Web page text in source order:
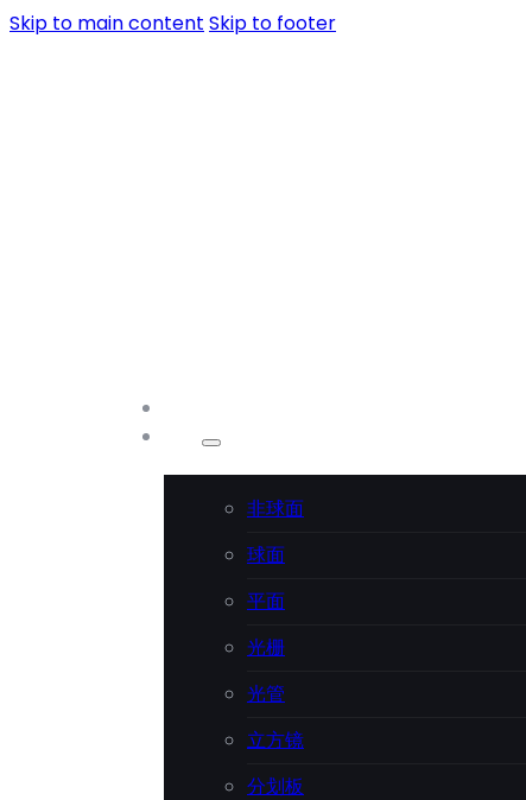
Skip to main content Skip to footer
非球面
球面
平面
光栅
光管
立方镜
分划板